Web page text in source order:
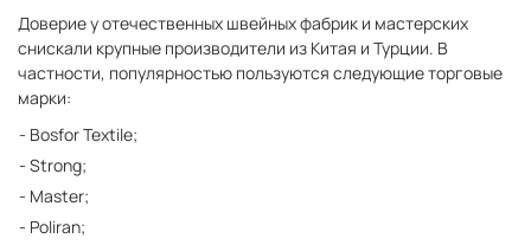
Доверие у отечественных швейных фабрик и мастерских
снискали крупные производители из Китая и Турции. В
частности, популярностью пользуются следующие торговые
марки:
Bosfor Textile;
Strong;
Master;
Poliran;